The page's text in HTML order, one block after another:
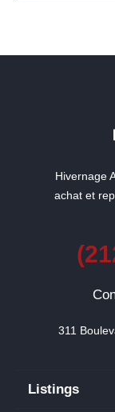
Hivernage
achat et
311
Listings